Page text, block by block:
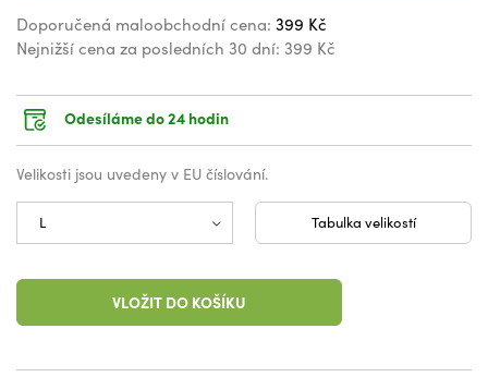
Doporučená maloobchodní cena: 399 Kč
Nejnižší cena za posledních 30 dní: 399 Kč
Odesíláme do 24 hodin
Velikosti jsou uvedeny v EU číslování.
Tabulka velikostí
VLOŽIT DO KOŠÍKU